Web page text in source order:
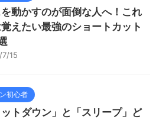
動かすのが面倒な人へ！これ
えたい最強のショートカット
15
初心者
ットダウン」と「スリープ」ど